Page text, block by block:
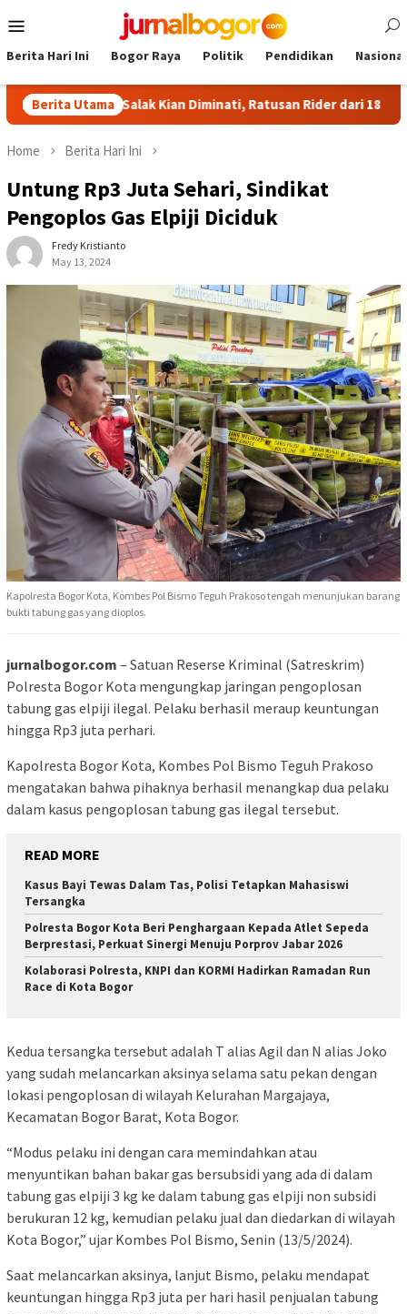
to
Menu
Berita Hari Ini Bogor Raya Politik Pendidikan Nasional
Berita Utama
Salak Kian Diminati, Ratusan Rider dari 18 Provinsi
Home Berita Hari Ini
Untung Rp3 Juta Sehari, Sindikat
Pengoplos Gas Elpiji Diciduk
Fredy Kristianto
May 13, 2024
Kapolresta Bogor Kota, Kombes Pol Bismo Teguh Prakoso tengah menunjukan barang
bukti tabung gas yang dioplos.
jurnalbogor.com – Satuan Reserse Kriminal (Satreskrim)
Polresta Bogor Kota mengungkap jaringan pengoplosan
tabung gas elpiji ilegal. Pelaku berhasil meraup keuntungan
hingga Rp3 juta perhari.
Kapolresta Bogor Kota, Kombes Pol Bismo Teguh Prakoso
mengatakan bahwa pihaknya berhasil menangkap dua pelaku
dalam kasus pengoplosan tabung gas ilegal tersebut.
READ MORE
Kasus Bayi Tewas Dalam Tas, Polisi Tetapkan Mahasiswi
Tersangka
Polresta Bogor Kota Beri Penghargaan Kepada Atlet Sepeda
Berprestasi, Perkuat Sinergi Menuju Porprov Jabar 2026
Kolaborasi Polresta, KNPI dan KORMI Hadirkan Ramadan Run
Race di Kota Bogor
Kedua tersangka tersebut adalah T alias Agil dan N alias Joko
yang sudah melancarkan aksinya selama satu pekan dengan
lokasi pengoplosan di wilayah Kelurahan Margajaya,
Kecamatan Bogor Barat, Kota Bogor.
“Modus pelaku ini dengan cara memindahkan atau
menyuntikan bahan bakar gas bersubsidi yang ada di dalam
tabung gas elpiji 3 kg ke dalam tabung gas elpiji non subsidi
berukuran 12 kg, kemudian pelaku jual dan diedarkan di wilayah
Kota Bogor,” ujar Kombes Pol Bismo, Senin (13/5/2024).
Saat melancarkan aksinya, lanjut Bismo, pelaku mendapat
keuntungan hingga Rp3 juta per hari hasil penjualan tabung